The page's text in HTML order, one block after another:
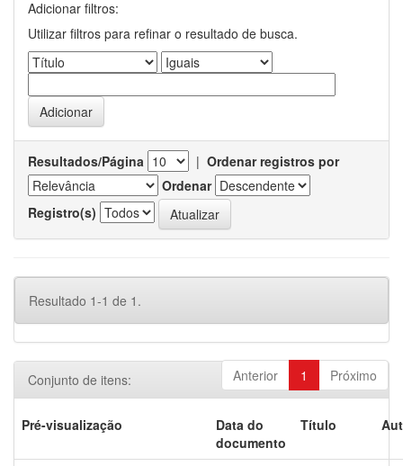
Adicionar filtros:
Utilizar filtros para refinar o resultado de busca.
Resultados/Página | Ordenar registros por
Ordenar
Registro(s)
Resultado 1-1 de 1.
Anterior 1 Próximo
Conjunto de itens:
Pré-visualização
Data do
documento
Título